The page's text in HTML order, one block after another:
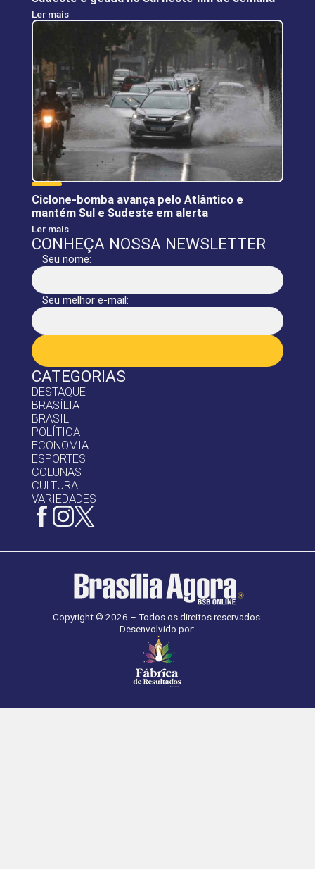
CATEGORIAS
DESTAQUE
BRASÍLIA
BRASIL
POLÍTICA
ECONOMIA
ESPORTES
COLUNAS
CULTURA
VARIEDADES
Ler mais
Ciclone-bomba avança pelo Atlântico e
mantém Sul e Sudeste em alerta
Ler mais
CONHEÇA NOSSA NEWSLETTER
Seu nome:
Seu melhor e-mail:
Copyright © 2026 – Todos os direitos reservados.
Desenvolvido por: